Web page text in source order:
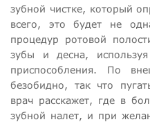
зубной чистке, который
всего, это будет не
процедур ротовой
зубы и десна,
приспособления. По
безобидно, так что
врач расскажет, где в
зубной налет, и при